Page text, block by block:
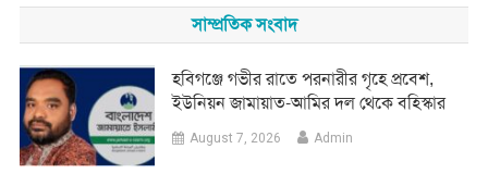
সাম্প্রতিক সংবাদ
হবিগঞ্জে গভীর রাতে পরনারীর গৃহে প্রবেশ,
ইউনিয়ন জামায়াত-আমির দল থেকে বহিস্কার
August 7, 2026 Admin